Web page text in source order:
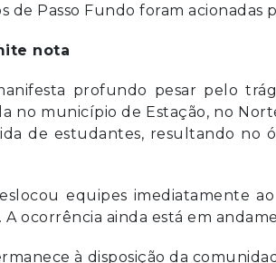
de Passo Fundo foram acionadas
nota
profundo pesar pelo
no município de Estação, no
de estudantes, resultando no
equipes imediatamente
A ocorrência ainda está em
à disposição da